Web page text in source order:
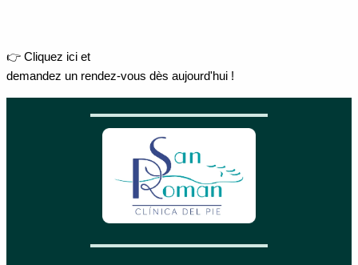
👉 Cliquez ici et
demandez un rendez-vous dès aujourd'hui !